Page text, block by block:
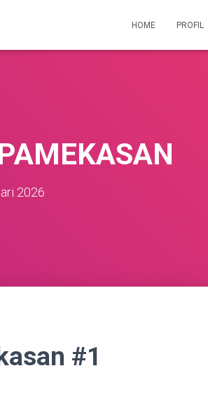
HOME PROFIL
2026
#1